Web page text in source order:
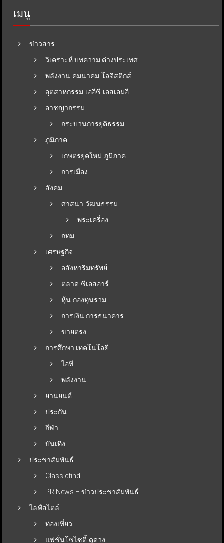
เมนู
ข่าวสาร
วิเคราะห์ บทความ ต่างประเทศ
พลังงาน-คมนาคม-โลจิสติกส์
อุตสาหกรรม-เออีซี-เอสเอมอี
อาชญากรรม
กระบวนการยุติธรรม
ภูมิภาค
เกษตรยุคใหม่-ภูมิภาค
การเมือง
สังคม
ศาสนา-วัฒนธรรม
พระเครื่อง
กทม
เศรษฐกิจ
อสังหาริมทรัพย์
ตลาด-ซีเอสอาร์
หุ้น-กองทุนรวม
การเงิน การธนาคาร
ขายตรง
การศึกษา เทคโนโลยี
ไอที
พลังงาน
ยานยนต์
ประกัน
กีฬา
บันเทิง
ประชาสัมพันธ์
Classicfind
PR News – ข่าวประชาสัมพันธ์
ไลฟ์สไตล์
ท่องเที่ยว
แฟชั่นโซไซตี้-ดูดวง